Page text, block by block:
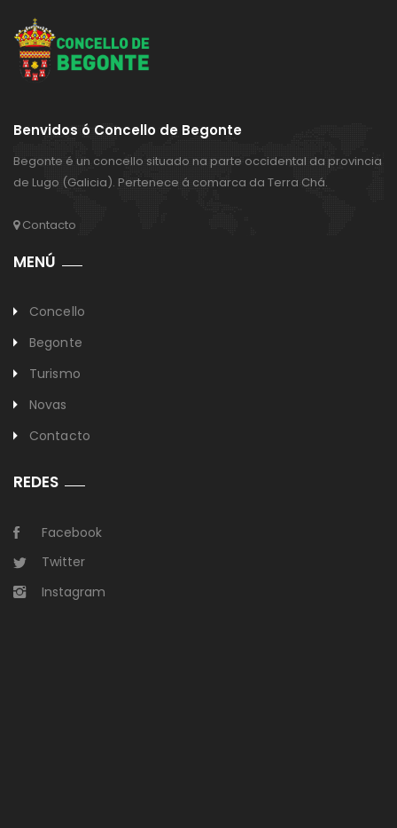
Benvidos ó Concello de Begonte
Begonte é un concello situado na parte occidental da provincia
de Lugo (Galicia). Pertenece á comarca da Terra Chá.
Contacto
MENÚ
Concello
Begonte
Turismo
Novas
Contacto
REDES
Facebook
Twitter
Instagram